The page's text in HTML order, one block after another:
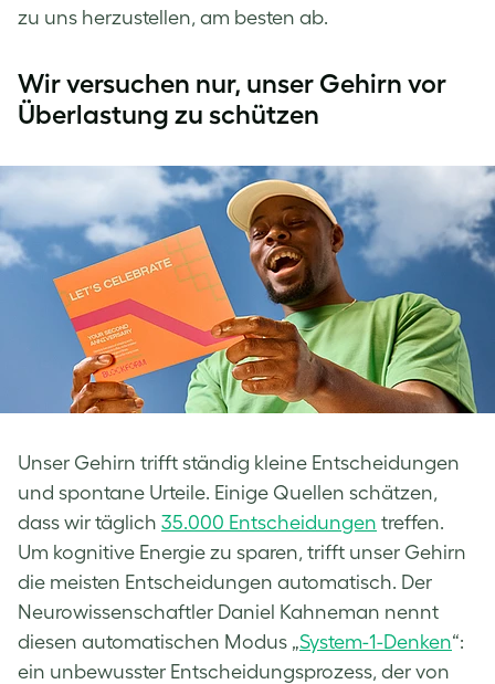
zu uns herzustellen, am besten ab.
Wir versuchen nur, unser Gehirn vor
Überlastung zu schützen
Unser Gehirn trifft ständig kleine Entscheidungen
und spontane Urteile. Einige Quellen schätzen,
dass wir täglich 35.000 Entscheidungen treffen.
Um kognitive Energie zu sparen, trifft unser Gehirn
die meisten Entscheidungen automatisch. Der
Neurowissenschaftler Daniel Kahneman nennt
diesen automatischen Modus „System-1-Denken“:
ein unbewusster Entscheidungsprozess, der von